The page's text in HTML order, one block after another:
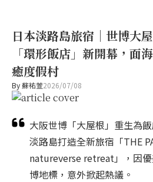
日本淡路島旅宿｜世博大
「環形飯店」新開幕，面
癒度假村
By蘇祐萱2026/07/08
大阪世博「大屋根」重生為
淡路島打造全新旅宿「THE
natureverse retreat」，因
博地標，意外掀起熱議。